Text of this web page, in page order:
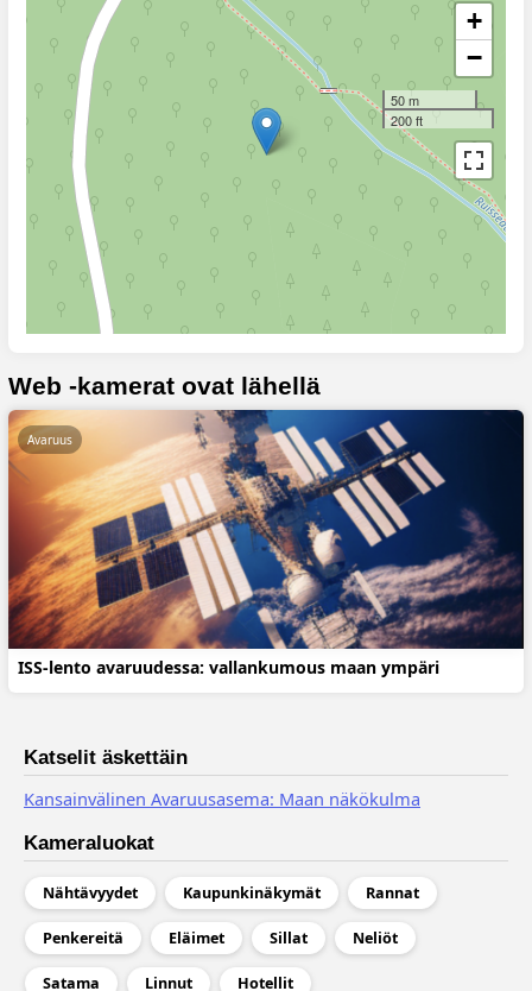
+
−
50 m
200 ft
Web -kamerat ovat lähellä
ISS-lento avaruudessa: vallankumous maan ympäri
Avaruus
Katselit äskettäin
Kansainvälinen Avaruusasema: Maan näkökulma
Kameraluokat
Nähtävyydet Kaupunkinäkymät Rannat
Penkereitä Eläimet Sillat Neliöt
Satama Linnut Hotellit